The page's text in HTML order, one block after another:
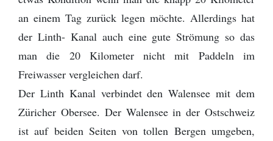
an einem Tag zurück legen möchte. Allerdings hat
der Linth- Kanal auch eine gute Strömung so das
man die 20 Kilometer nicht mit Paddeln im
Freiwasser vergleichen darf.
Der Linth Kanal verbindet den Walensee mit dem
Züricher Obersee. Der Walensee in der Ostschweiz
ist auf beiden Seiten von tollen Bergen umgeben,